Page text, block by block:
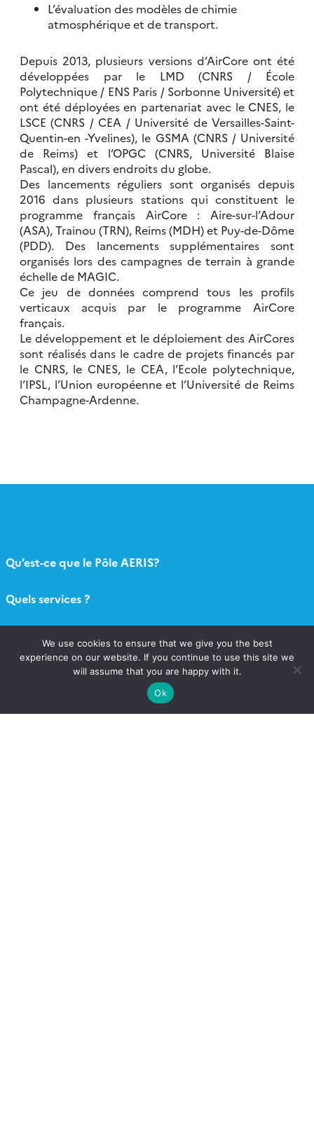
L’évaluation des modèles de chimie
atmosphérique et de transport.
Depuis 2013, plusieurs versions d’AirCore ont été
développées par le LMD (CNRS / École
Polytechnique / ENS Paris / Sorbonne Université) et
ont été déployées en partenariat avec le CNES, le
LSCE (CNRS / CEA / Université de Versailles-Saint-
Quentin-en -Yvelines), le GSMA (CNRS / Université
de Reims) et l’OPGC (CNRS, Université Blaise
Pascal), en divers endroits du globe.
Des lancements réguliers sont organisés depuis
2016 dans plusieurs stations qui constituent le
programme français AirCore : Aire-sur-l’Adour
(ASA), Trainou (TRN), Reims (MDH) et Puy-de-Dôme
(PDD). Des lancements supplémentaires sont
organisés lors des campagnes de terrain à grande
échelle de MAGIC.
Ce jeu de données comprend tous les profils
verticaux acquis par le programme AirCore
français.
Le développement et le déploiement des AirCores
sont réalisés dans le cadre de projets financés par
le CNRS, le CNES, le CEA, l’Ecole polytechnique,
l’IPSL, l’Union européenne et l’Université de Reims
Champagne-Ardenne.
Qu’est-ce que le Pôle AERIS?
Quels services ?
Newsletter AERIS
We use cookies to ensure that we give you the best
experience on our website. If you continue to use this site we
will assume that you are happy with it.
Ok